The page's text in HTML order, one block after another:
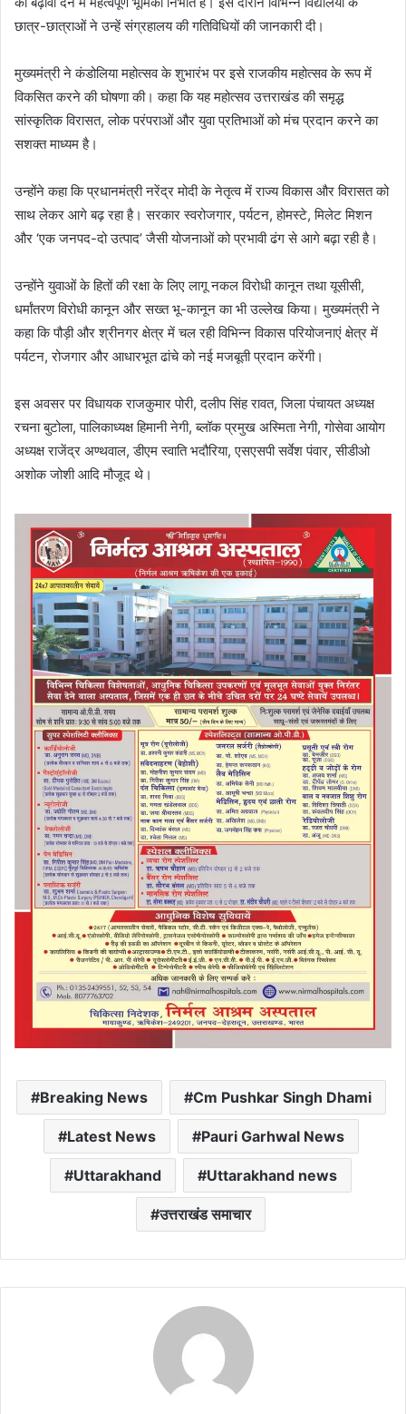
छात्र-छात्राओं ने उन्हें संग्रहालय की गतिविधियों की जानकारी दी।
मुख्यमंत्री ने कंडोलिया महोत्सव के शुभारंभ पर इसे राजकीय महोत्सव के रूप में
विकसित करने की घोषणा की। कहा कि यह महोत्सव उत्तराखंड की समृद्ध
सांस्कृतिक विरासत, लोक परंपराओं और युवा प्रतिभाओं को मंच प्रदान करने का
सशक्त माध्यम है।
उन्होंने कहा कि प्रधानमंत्री नरेंद्र मोदी के नेतृत्व में राज्य विकास और विरासत को
साथ लेकर आगे बढ़ रहा है। सरकार स्वरोजगार, पर्यटन, होमस्टे, मिलेट मिशन
और ‘एक जनपद-दो उत्पाद’ जैसी योजनाओं को प्रभावी ढंग से आगे बढ़ा रही है।
उन्होंने युवाओं के हितों की रक्षा के लिए लागू नकल विरोधी कानून तथा यूसीसी,
धर्मांतरण विरोधी कानून और सख्त भू-कानून का भी उल्लेख किया। मुख्यमंत्री ने
कहा कि पौड़ी और श्रीनगर क्षेत्र में चल रही विभिन्न विकास परियोजनाएं क्षेत्र में
पर्यटन, रोजगार और आधारभूत ढांचे को नई मजबूती प्रदान करेंगी।
इस अवसर पर विधायक राजकुमार पोरी, दलीप सिंह रावत, जिला पंचायत अध्यक्ष
रचना बुटोला, पालिकाध्यक्ष हिमानी नेगी, ब्लॉक प्रमुख अस्मिता नेगी, गोसेवा आयोग
अध्यक्ष राजेंद्र अण्थवाल, डीएम स्वाति भदौरिया, एसएसपी सर्वेश पंवार, सीडीओ
अशोक जोशी आदि मौजूद थे।
Breaking News Cm Pushkar Singh Dhami
Latest News Pauri Garhwal News
Uttarakhand Uttarakhand news
उत्तराखंड समाचार